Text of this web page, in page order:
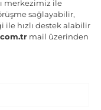
merkezimiz ile
sağlayabilir,
ile hızlı destek alabilir
mail üzerinden